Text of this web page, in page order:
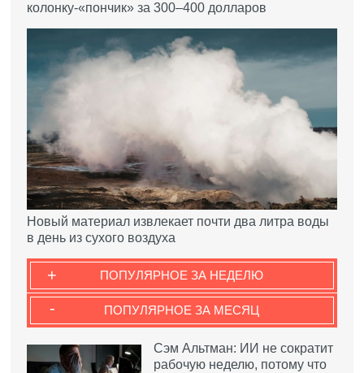
колонку-«пончик» за 300–400 долларов
Новый материал извлекает почти два литра воды
в день из сухого воздуха
ПОПУЛЯРНОЕ ЗА НЕДЕЛЮ
+
ПОПУЛЯРНОЕ ЗА МЕСЯЦ
-
Сэм Альтман: ИИ не сократит
рабочую неделю, потому что